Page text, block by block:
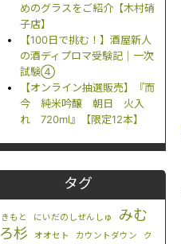
めのグラスをご紹介【木村硝
子店】
【100日で挑む！】酒屋新人
の酒ディプロマ受験記｜一次
試験④
【オンライン抽選販売】『而
今 純米吟醸 朝日 火入
れ 720ml』【限定12本】
タグ
きもと にいだのしぜんしゅ
みむ
ろ杉
オオセト カウントダウン
ク